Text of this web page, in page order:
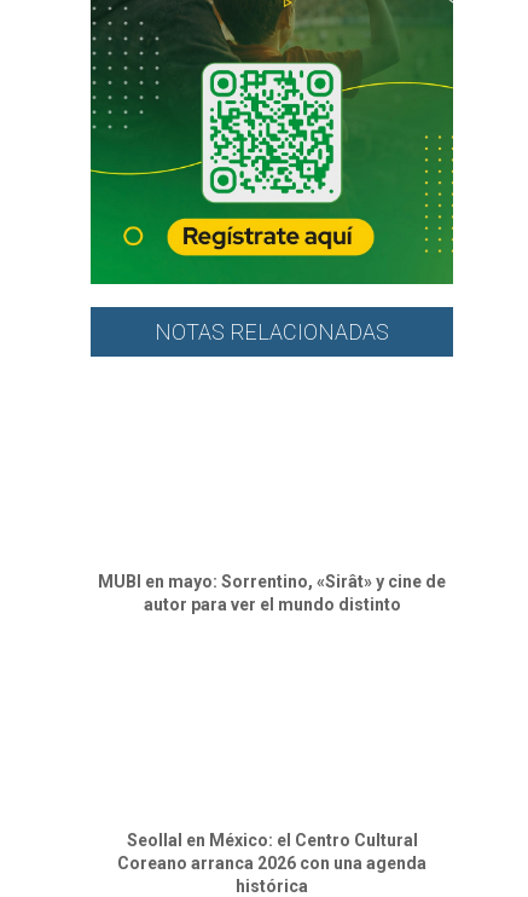
NOTAS RELACIONADAS
MUBI en mayo: Sorrentino, «Sirât» y cine de
autor para ver el mundo distinto
Seollal en México: el Centro Cultural
Coreano arranca 2026 con una agenda
histórica